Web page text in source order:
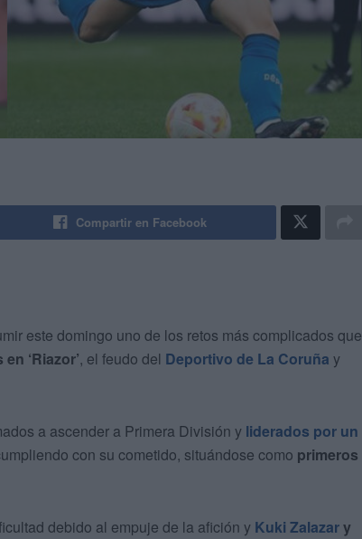
Compartir en Facebook
este domingo uno de los retos más complicados que
‘Riazor’, el feudo del Deportivo de La Coruña y
a ascender a Primera División y liderados por un
con su cometido, situándose como primeros
debido al empuje de la afición y Kuki Zalazary